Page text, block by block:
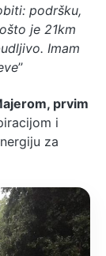
podršku,
je 21km
Imam
’’
prvim
i
za